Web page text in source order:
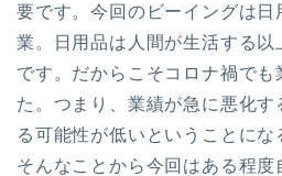
要です。今回のビーイングは日
業。日用品は人間が生活する
です。だからこそコロナ禍でも
た。つまり、業績が急に悪化す
る可能性が低いということにな
そんなことから今回はある程度